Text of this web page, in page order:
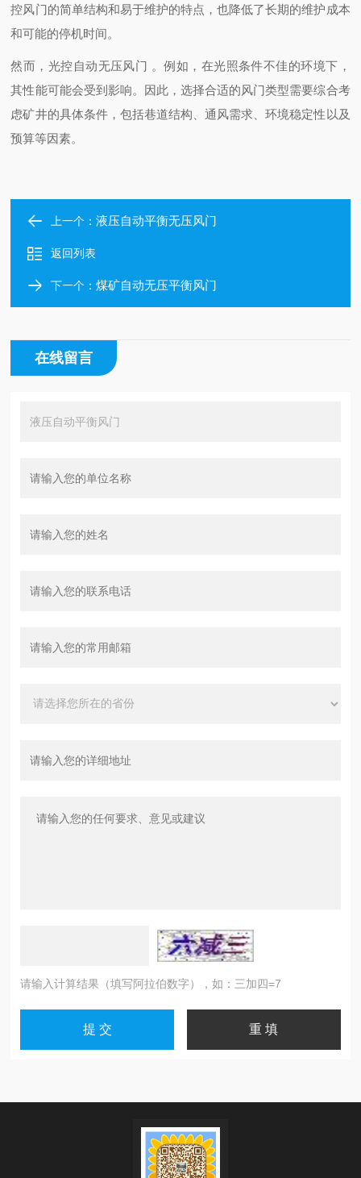
控风门的简单结构和易于维护的特点，也降低了长期的维护成本
和可能的停机时间。
然而，光控自动无压风门 。例如，在光照条件不佳的环境下，
其性能可能会受到影响。因此，选择合适的风门类型需要综合考
虑矿井的具体条件，包括巷道结构、通风需求、环境稳定性以及
预算等因素。
上一个：液压自动平衡无压风门
返回列表
下一个：煤矿自动无压平衡风门
在线留言
请输入计算结果（填写阿拉伯数字），如：三加四=7